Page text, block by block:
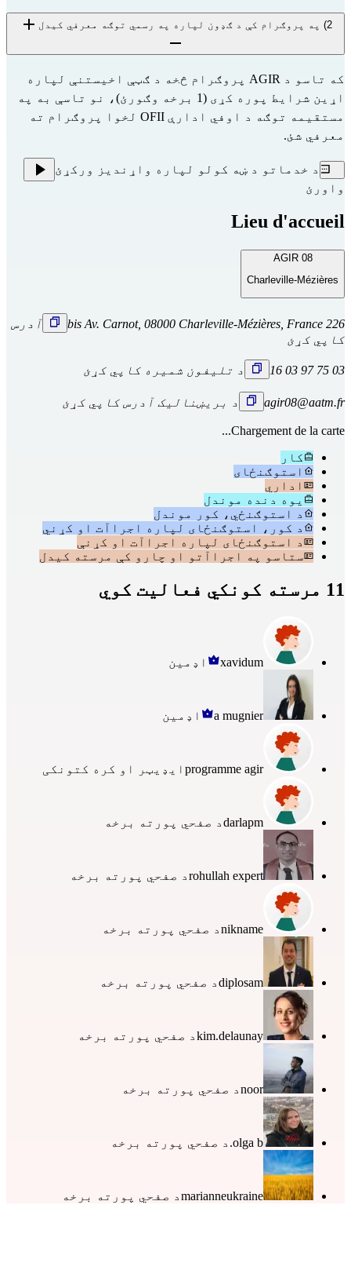
2) په پروګرام کې د ګډون لپاره په رسمي توګه معرفي کیدل
که تاسو د AGIR پروګرام څخه د ګټې اخیستنې لپاره
اړین شرایط پوره کړی (1 برخه وګورئ)، نو تاسې به په
مستقیمه توګه د اوفي ادارې OFII لخوا پروګرام ته
معرفي شئ.
د خدماتو د ښه کولو لپاره واړندیز ورکړئ
واورئ
Lieu d'accueil
AGIR 08
Charleville-Mézières
226 bis Av. Carnot, 08000 Charleville-Mézières, France
آدرس
کاپي کړئ
03 75 97 03 16 د تلیفون شمیره کاپي کړئ
agir08@aatm.fr د بریښنالیک آدرس کاپي کړئ
Chargement de la carte...
کار
استوګنځای
اداري
یوه دنده موندل
د استوګنځي، کور موندل
د کور، استوګنځای لپاره اجراآت او کړني
د استوګنځای لپاره اجراآت او کړنې
ستاسو په اجراآتو او چارو کې مرسته کیدل
11 مرسته کونکي فعالیت کوي
xavidum اډمین
a mugnier اډمین
programme agir ایډیټر او کره کتونکی
darlapmد صفحي پورته برخه
rohullah expertد صفحي پورته برخه
niknameد صفحي پورته برخه
diplosamد صفحي پورته برخه
kim.delaunayد صفحي پورته برخه
noorد صفحي پورته برخه
olga b. د صفحي پورته برخه
marianneukraineد صفحي پورته برخه